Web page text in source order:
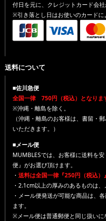
付日を元に、クレジットカード会
※引き落とし日はお使いのカードに
送料について
■佐川急便
全国一律 750円（税込）となりま
※沖縄・離島を除く。
（沖縄・離島のお客様は、書留・
いただきます。）
■メール便
MUMBLESでは、お客様に送料を
便』がお選び頂けます。
・ 送料は全国一律『250円（税込）』
・2.1cm以上の厚みのあるものは、
・メール便発送が可能な商品は、
ます。
※メール便は普通郵便と同じ扱い